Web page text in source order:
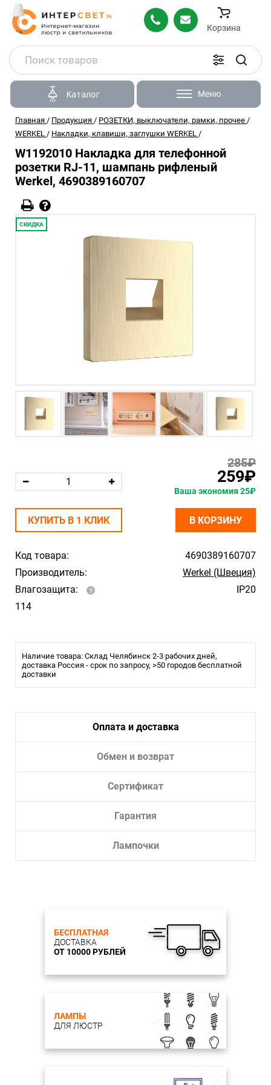
Корзина
Каталог Меню
Главная / Продукция / РОЗЕТКИ, выключатели, рамки, прочее /
WERKEL / Накладки, клавиши, заглушки WERKEL /
W1192010 Накладка для телефонной
розетки RJ-11, шампань рифленый
Werkel, 4690389160707
СКИДКА
Код товара:
4690389160707
Производитель:
Werkel (Швеция)
Влагозащита:
IP20
114
Наличие товара: Склад Челябинск 2-3 рабочих дней,
доставка Россия - срок по запросу, >50 городов бесплатной
доставки
285₽
259₽
Ваша экономия 25₽
КУПИТЬ В 1 КЛИК В КОРЗИНУ
Оплата и доставка
Обмен и возврат
Сертификат
Гарантия
Лампочки
БЕСПЛАТНАЯ
ДОСТАВКА
ОТ 10000 РУБЛЕЙ
ЛАМПЫ
ДЛЯ ЛЮСТР